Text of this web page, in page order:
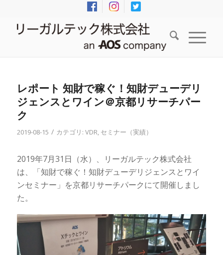
レポート 知財で稼ぐ！知財デューデリ
ジェンスとワイン＠京都リサーチパー
ク
2019-08-15 / カテゴリ: VDR, セミナー（実績）
2019年7月31日（水）、リーガルテック株式会社
は、「知財で稼ぐ！知財デューデリジェンスとワイ
ンセミナー」を京都リサーチパークにて開催しまし
た。